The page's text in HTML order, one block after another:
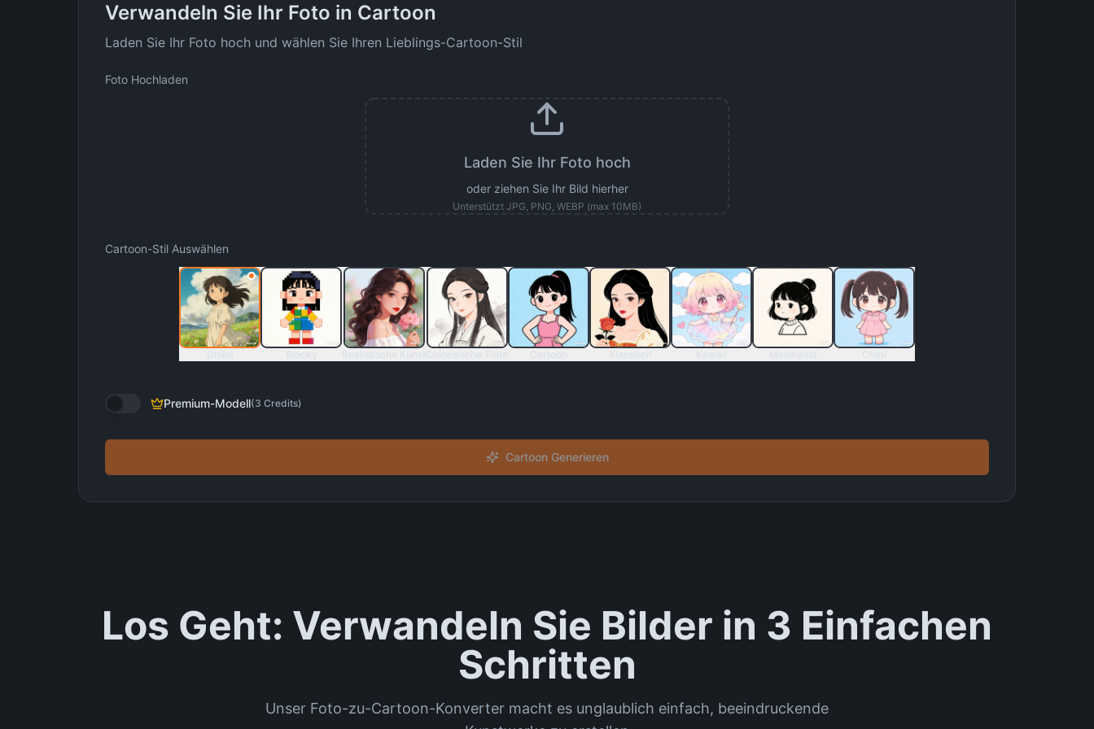
Verwandeln Sie Ihr Foto in Cartoon
Laden Sie Ihr Foto hoch und wählen Sie Ihren Lieblings-Cartoon-Stil
Foto Hochladen
Laden Sie Ihr Foto hoch
oder ziehen Sie Ihr Bild hierher
Unterstützt JPG, PNG, WEBP (max 10MB)
Cartoon-Stil Auswählen
Premium-Modell(3 Credits)
Cartoon Generieren
Los Geht: Verwandeln Sie Bilder in 3 Einfachen
Schritten
Unser Foto-zu-Cartoon-Konverter macht es unglaublich einfach, beeindruckende